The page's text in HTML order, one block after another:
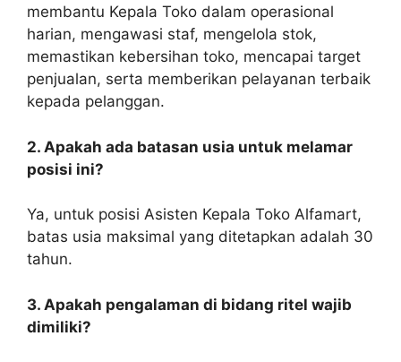
membantu Kepala Toko dalam operasional
harian, mengawasi staf, mengelola stok,
memastikan kebersihan toko, mencapai target
penjualan, serta memberikan pelayanan terbaik
kepada pelanggan.
2. Apakah ada batasan usia untuk melamar
posisi ini?
Ya, untuk posisi Asisten Kepala Toko Alfamart,
batas usia maksimal yang ditetapkan adalah 30
tahun.
3. Apakah pengalaman di bidang ritel wajib
dimiliki?